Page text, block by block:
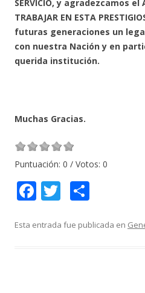
SERVICIO, y agradezcamos el
TRABAJAR EN ESTA
futuras generaciones un
con nuestra Nación y en
querida institución.
Muchas Gracias.
Puntuación: 0 / Votos: 0
F
e
T
itt m
Esta entrada fue publicada en